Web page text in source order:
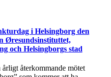
i Helsingborg den
Øresundsinstituttet,
och Helsingborgs stad
återkommande mötet